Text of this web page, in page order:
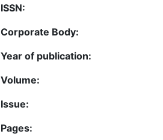
ISSN:
Corporate Body:
Year of publication:
Volume:
Issue:
Pages: